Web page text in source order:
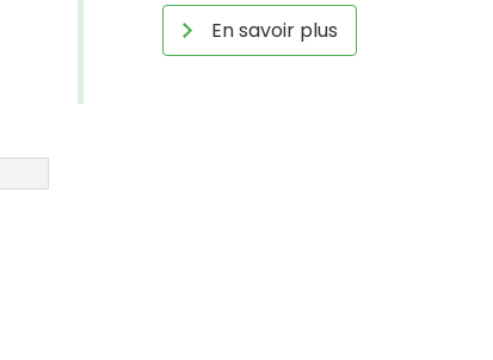
En savoir plus